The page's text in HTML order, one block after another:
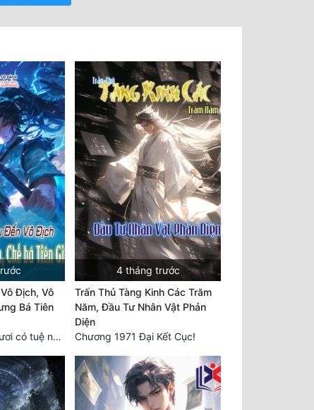
Địch, Vô
Bá Tiên
Chương 2429 Ngươi có tuệ nhãn? Ta có...
4 tháng trước
Trấn Thủ Tàng Kinh Các Trăm
Năm, Đầu Tư Nhân Vật Phản
Diện
Chương 1971 Đại Kết Cục!